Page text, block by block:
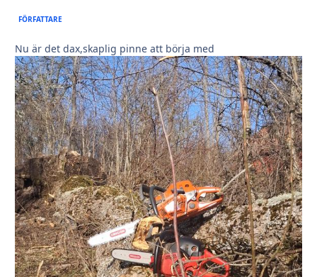
FÖRFATTARE
Nu är det dax,skaplig pinne att börja med